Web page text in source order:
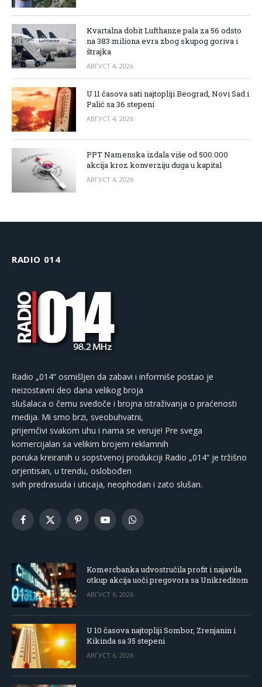
Kvartalna dobit Lufthanze pala za 56 odsto
na 383 miliona evra zbog skupog goriva i
štrajka
АВГУСТ 4, 2026
U 11 časova sati najtopliji Beograd, Novi Sad i
Palić sa 36 stepeni
АВГУСТ 4, 2026
PPT Namenska izdala više od 500.000
akcija kroz konverziju duga u kapital
АВГУСТ 4, 2026
RADIO 014
Radio „014“ osmišljen da zabavi i informiše postao je
neizostavni deo dana velikog broja
slušalaca o čemu svedoče i brojna istraživanja o praćenosti
medija. Mi smo brzi, sveobuhvatni,
prijemčivi svakom uhu i nama se veruje! Pre svega
komercijalan sa velikim brojem reklamnih
poruka kreiranih u sopstvenoj produkciji Radio „014“ je tržišno
orjentisan, u trendu, oslobođen
svih predrasuda i uticaja, neophodan i zato slušan.
Facebook
X
PinterestYouTubeWhatsApp
Komercbanka udvostručila profit i najavila
otkup akcija uoči pregovora sa Unikreditom
АВГУСТ 6, 2026
U 10 časova najtopliji Sombor, Zrenjanin i
Kikinda sa 35 stepeni
АВГУСТ 6, 2026